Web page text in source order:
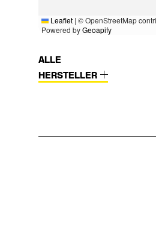
Leaflet | © OpenStreetMap
Powered byGeoapify
ALLE
HERSTELLER